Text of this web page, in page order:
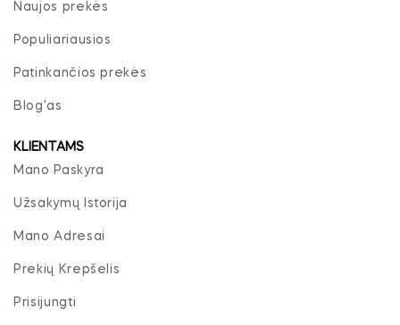
Naujos prekės
Populiariausios
Patinkančios prekės
Blog'as
KLIENTAMS
Mano Paskyra
Užsakymų Istorija
Mano Adresai
Prekių Krepšelis
Prisijungti